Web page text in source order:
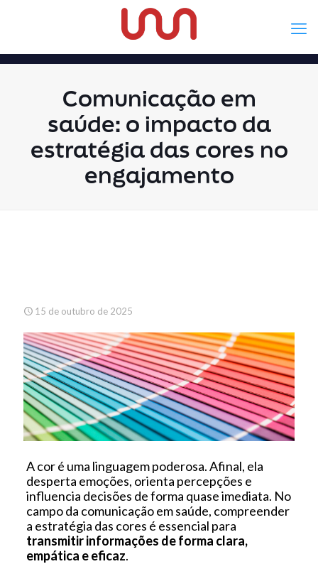
Comunicação em
saúde: o impacto da
estratégia das cores no
engajamento
15 de outubro de 2025
A cor é uma linguagem poderosa. Afinal, ela
desperta emoções, orienta percepções e
influencia decisões de forma quase imediata. No
campo da comunicação em saúde, compreender
a estratégia das cores é essencial para
transmitir informações de forma clara,
empática e eficaz.